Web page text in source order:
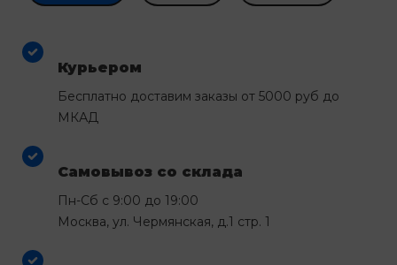
Курьером
Бесплатно доставим заказы от 5000 руб до
МКАД
Самовывоз со склада
Пн-Сб с 9:00 до 19:00
Москва, ул. Чермянская, д.1 стр. 1